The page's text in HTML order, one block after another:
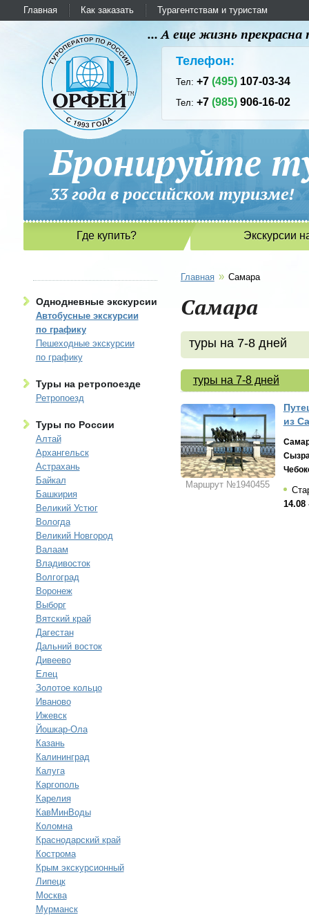
Главная Как заказать Турагентствам и туристам
... А еще жизнь
Телефон:
Тел:+7(495) 107-03-34
Тел:+7(985) 906-16-02
Бронируйте
33 года в российском
Где купить? Экскурсии
Однодневные экскурсии
Автобусные экскурсии
по графику
Пешеходные экскурсии
по графику
Туры на ретропоезде
Ретропоезд
Туры по России
Алтай
Архангельск
Астрахань
Байкал
Башкирия
Великий Устюг
Вологда
Великий Новгород
Валаам
Владивосток
Волгоград
Воронеж
Выборг
Вятский край
Дагестан
Дальний восток
Дивеево
Елец
Золотое кольцо
Иваново
Ижевск
Йошкар-Ола
Казань
Калининград
Калуга
Каргополь
Карелия
КавМинВоды
Коломна
Краснодарский край
Кострома
Крым экскурсионный
Липецк
Москва
Мурманск
Главная » Самара
Самара
туры на 7-8 дней
туры на 7-8 дней
Маршрут №1940455
из
14.08